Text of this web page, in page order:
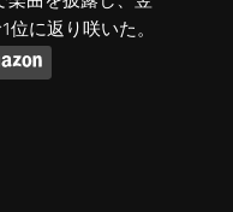
に返り咲いた。